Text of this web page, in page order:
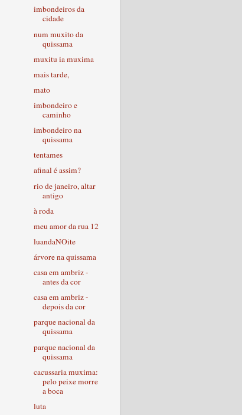
imbondeiros da
cidade
num muxito da
quissama
muxitu ia muxima
mais tarde,
mato
imbondeiro e
caminho
imbondeiro na
quissama
tentames
afinal é assim?
rio de janeiro, altar
antigo
à roda
meu amor da rua 12
luandaNOite
árvore na quissama
casa em ambriz -
antes da cor
casa em ambriz -
depois da cor
parque nacional da
quissama
parque nacional da
quissama
cacussaria muxima:
pelo peixe morre
a boca
luta